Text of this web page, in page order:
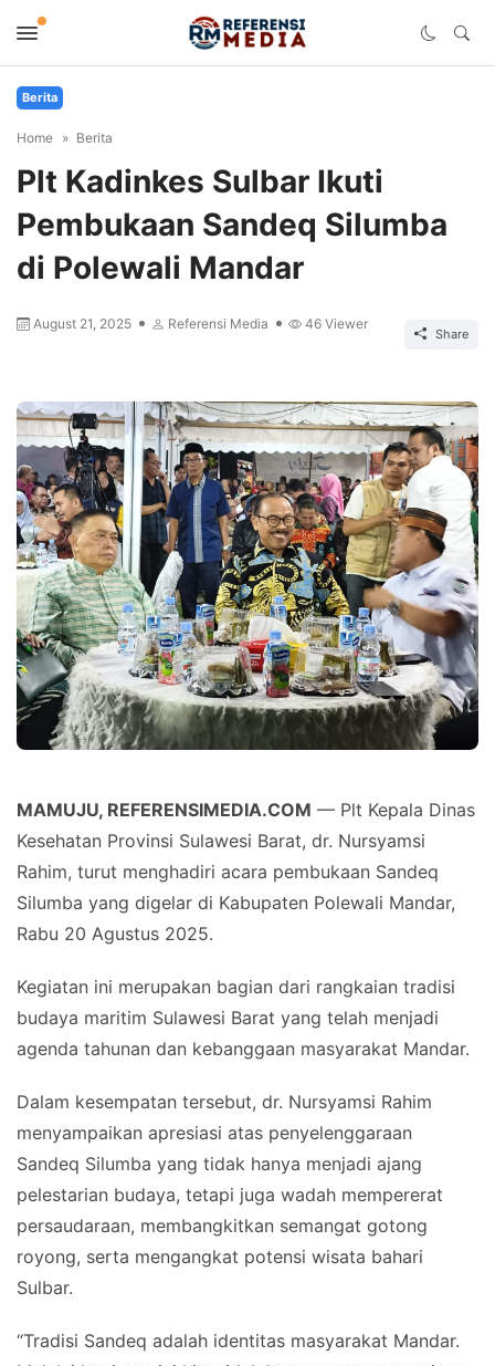
Berita
Home Berita
Plt Kadinkes Sulbar Ikuti
Pembukaan Sandeq Silumba
di Polewali Mandar
August 21, 2025 Referensi Media 46 Viewer
Share
MAMUJU, REFERENSIMEDIA.COM — Plt Kepala Dinas
Kesehatan Provinsi Sulawesi Barat, dr. Nursyamsi
Rahim, turut menghadiri acara pembukaan Sandeq
Silumba yang digelar di Kabupaten Polewali Mandar,
Rabu 20 Agustus 2025.
Kegiatan ini merupakan bagian dari rangkaian tradisi
budaya maritim Sulawesi Barat yang telah menjadi
agenda tahunan dan kebanggaan masyarakat Mandar.
Dalam kesempatan tersebut, dr. Nursyamsi Rahim
menyampaikan apresiasi atas penyelenggaraan
Sandeq Silumba yang tidak hanya menjadi ajang
pelestarian budaya, tetapi juga wadah mempererat
persaudaraan, membangkitkan semangat gotong
royong, serta mengangkat potensi wisata bahari
Sulbar.
“Tradisi Sandeq adalah identitas masyarakat Mandar.